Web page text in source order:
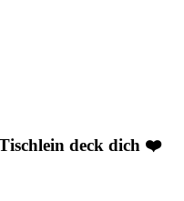
deck dich ❤️